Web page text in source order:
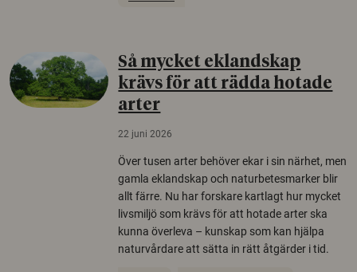
Så mycket eklandskap
krävs för att rädda hotade
arter
22 juni 2026
Över tusen arter behöver ekar i sin närhet, men
gamla eklandskap och naturbetesmarker blir
allt färre. Nu har forskare kartlagt hur mycket
livsmiljö som krävs för att hotade arter ska
kunna överleva – kunskap som kan hjälpa
naturvårdare att sätta in rätt åtgärder i tid.